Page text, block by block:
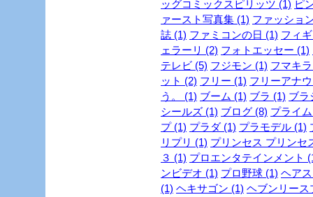
ッグコミックスピリッツ (1) ピ
ァースト写真集 (1) ファッショ
誌 (1) ファミコンの日 (1) フィ
ェラーリ (2) フォトエッセー (1)
テレビ (5) フジモン (1) フマキ
ット (2) フリー (1) フリーアナ
う。 (1) ブーム (1) ブラ (1) ブラ
シールズ (1) ブログ (8) プライ
プ (1) プラダ (1) プラモデル (1)
リプリ (1) プリンセス プリンセ
３ (1) プロエンタテインメント
ンビデオ (1) プロ野球 (1) ヘア
(1) ヘキサゴン (1) ヘブンリース